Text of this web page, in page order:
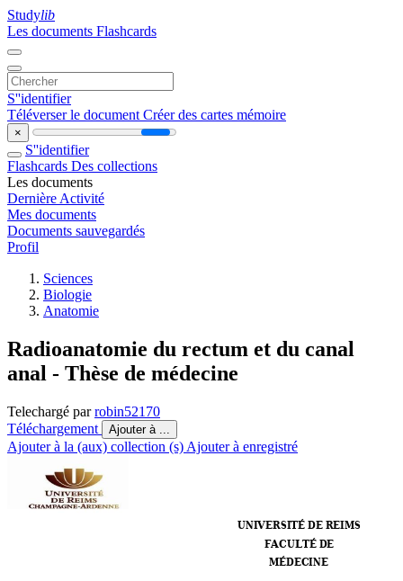
Studylib
Les documents Flashcards
S''identifier
Téléverser le document Créer des cartes mémoire
×
S''identifier
Flashcards Des collections
Les documents
Dernière Activité
Mes documents
Documents sauvegardés
Profil
Sciences
Biologie
Anatomie
Radioanatomie du rectum et du canal
anal - Thèse de médecine
Telechargé parrobin52170
Téléchargement
Ajouter à ...
Ajouter à la (aux) collection (s) Ajouter à enregistré
UNIVERSITÉ DE REIMS
FACULTÉ DE
MÉDECINE